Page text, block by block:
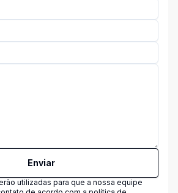
Enviar
utilizadas para que a nossa equipe